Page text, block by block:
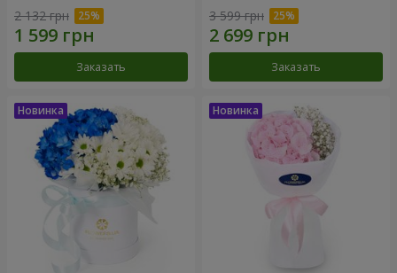
2 132 грн
Заказать
3 599 грн
Заказать